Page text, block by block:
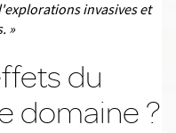
invasives et
»
du
domaine ?